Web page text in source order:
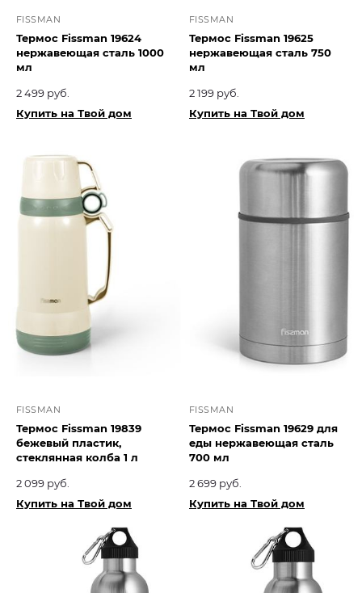
FISSMAN
Термос Fissman 19624
нержавеющая сталь 1000
мл
2 499 руб.
Купить на Твой дом
FISSMAN
Термос Fissman 19625
нержавеющая сталь 750
мл
2 199 руб.
Купить на Твой дом
FISSMAN
Термос Fissman 19839
бежевый пластик,
стеклянная колба 1 л
2 099 руб.
Купить на Твой дом
FISSMAN
Термос Fissman 19629 для
еды нержавеющая сталь
700 мл
2 699 руб.
Купить на Твой дом